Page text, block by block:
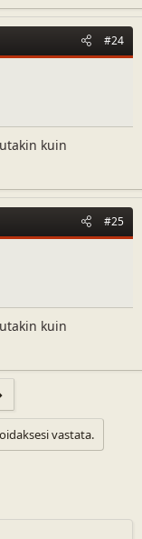
#24
kuin
#25
kuin
vastata.